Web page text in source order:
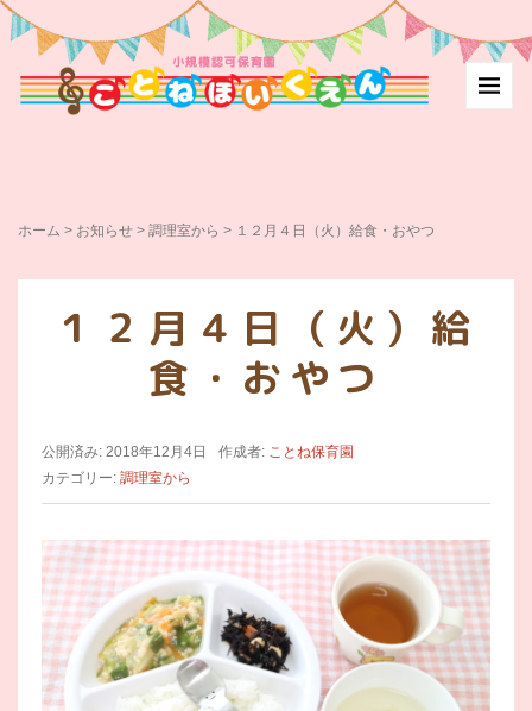
ホーム > お知らせ > 調理室から > １２月４日（火）給食・おやつ
１２月４日（火）給
食・おやつ
公開済み: 2018年12月4日 作成者: ことね保育園
カテゴリー: 調理室から